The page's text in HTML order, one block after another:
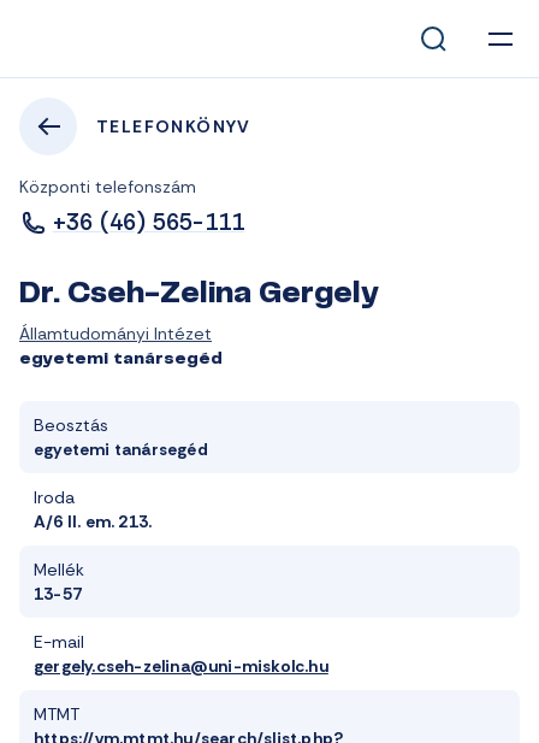
TELEFONKÖNYV
Központi telefonszám
+36 (46) 565-111
Dr. Cseh-Zelina Gergely
Államtudományi Intézet
egyetemi tanársegéd
Beosztás
egyetemi tanársegéd
Iroda
A/6 II. em. 213.
Mellék
13-57
E-mail
gergely.cseh-zelina@uni-miskolc.hu
MTMT
https://vm.mtmt.hu/search/slist.php?